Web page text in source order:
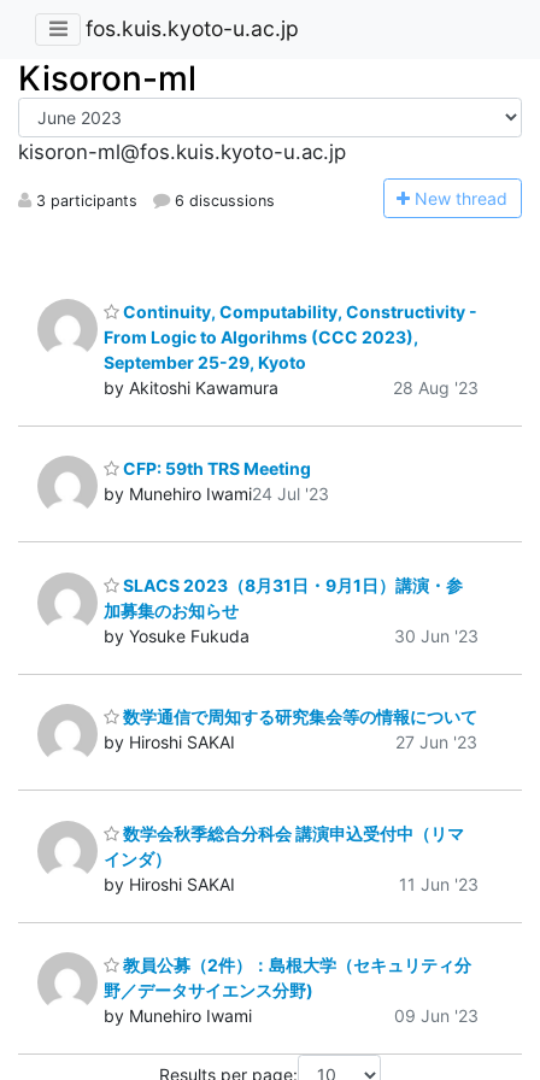
fos.kuis.kyoto-u.ac.jp
Kisoron-ml
kisoron-ml@fos.kuis.kyoto-u.ac.jp
3 participants 6 discussions New thread
Continuity, Computability, Constructivity -
From Logic to Algorihms (CCC 2023),
September 25-29, Kyoto
by Akitoshi Kawamura
28 Aug '23
CFP: 59th TRS Meeting
by Munehiro Iwami24 Jul '23
SLACS 2023（8月31日・9月1日）講演・参
加募集のお知らせ
by Yosuke Fukuda
30 Jun '23
数学通信で周知する研究集会等の情報について
by Hiroshi SAKAI
27 Jun '23
数学会秋季総合分科会 講演申込受付中（リマ
インダ）
by Hiroshi SAKAI
11 Jun '23
教員公募（2件）：島根大学（セキュリティ分
野／データサイエンス分野)
by Munehiro Iwami
09 Jun '23
Results per page: